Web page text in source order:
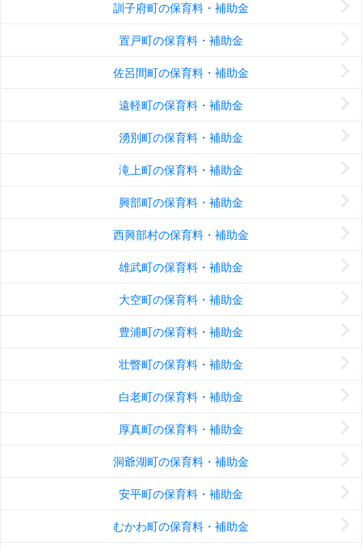
訓子府町の保育料・補助金
置戸町の保育料・補助金
佐呂間町の保育料・補助金
遠軽町の保育料・補助金
湧別町の保育料・補助金
滝上町の保育料・補助金
興部町の保育料・補助金
西興部村の保育料・補助金
雄武町の保育料・補助金
大空町の保育料・補助金
豊浦町の保育料・補助金
壮瞥町の保育料・補助金
白老町の保育料・補助金
厚真町の保育料・補助金
洞爺湖町の保育料・補助金
安平町の保育料・補助金
むかわ町の保育料・補助金